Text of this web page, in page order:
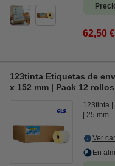
62,50 €
123tinta Etiquetas de
x 152 mm | Pack 12 rollos
123tinta
25 mm
Ver
En